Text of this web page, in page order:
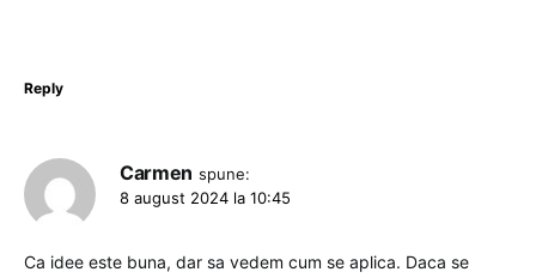
Reply
Carmen spune:
8 august 2024 la 10:45
Ca idee este buna, dar sa vedem cum se aplica. Daca se